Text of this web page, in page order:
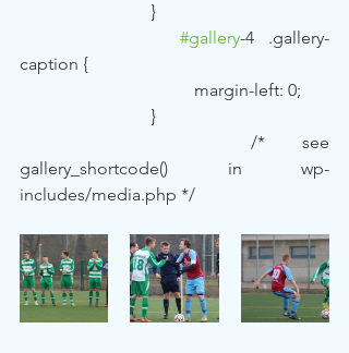
			}
#gallery-4 .gallery-
caption {
				margin-left: 0;
			}
gallery_shortcode() in wp-
includes/media.php */